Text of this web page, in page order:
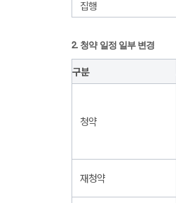
집행
2. 청약 일정 일부 변경
구분
청약
재청약